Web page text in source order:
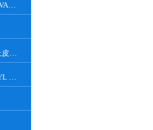
小鼠T淋巴瘤细胞(鸡OVA基因修饰)
TCMK-1 小鼠肾小管上皮细胞系
ALL-TRANS-RETINOYL B-GLUCURONIDE